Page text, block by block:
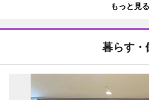
もっと見る
暮らす・